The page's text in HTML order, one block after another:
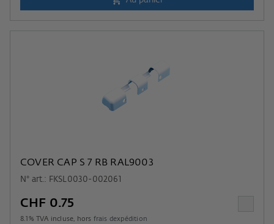
COVER CAP S 7 RB RAL9003
N° art.: FKSL0030-002061
CHF 0.75
8.1 % TVA incluse, hors frais dexpédition